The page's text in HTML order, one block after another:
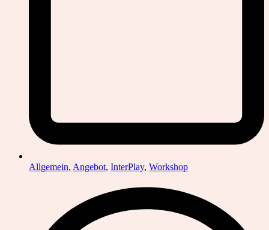
Allgemein, Angebot, InterPlay, Workshop